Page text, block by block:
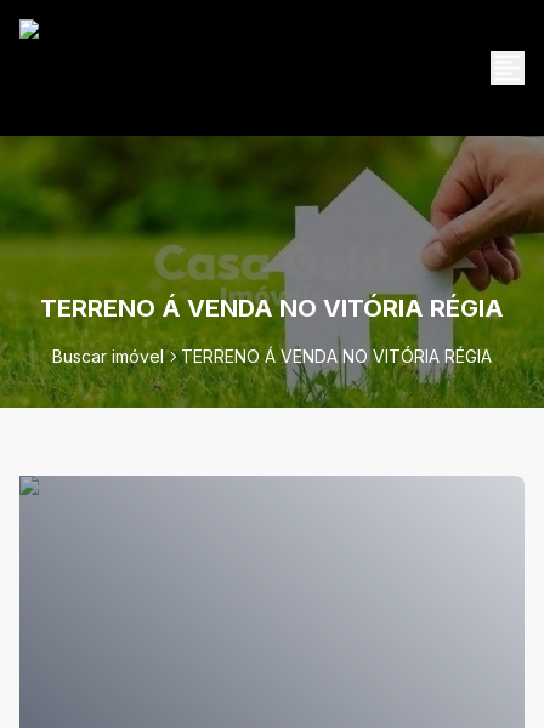
TERRENO Á VENDA NO VITÓRIA RÉGIA
Buscar imóvel TERRENO Á VENDA NO VITÓRIA RÉGIA